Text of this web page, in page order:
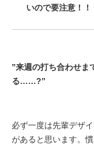
いので要注意！！
”来週の打ち合わせま
る……?”
必ず一度は先輩デザ
があると思います。